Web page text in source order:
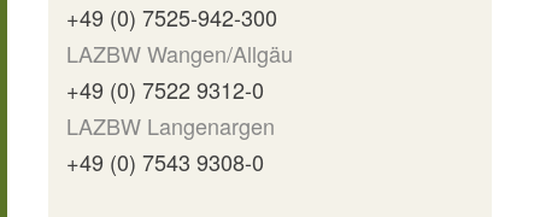
+49 (0) 7525-942-300
LAZBW Wangen/Allgäu
+49 (0) 7522 9312-0
LAZBW Langenargen
+49 (0) 7543 9308-0